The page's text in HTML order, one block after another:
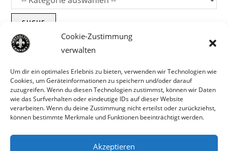
Cookie-Zustimmung
verwalten
Um dir ein optimales Erlebnis zu bieten, verwenden wir Technologien wie
Cookies, um Geräteinformationen zu speichern und/oder darauf
zuzugreifen. Wenn du diesen Technologien zustimmst, können wir Daten
wie das Surfverhalten oder eindeutige IDs auf dieser Website
verarbeiten. Wenn du deine Zustimmung nicht erteilst oder zurückziehst,
können bestimmte Merkmale und Funktionen beeinträchtigt werden.
Akzeptieren
SUCHE